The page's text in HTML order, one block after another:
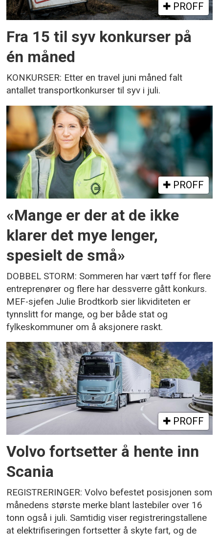
PROFF
Fra 15 til syv konkurser på
én måned
KONKURSER: Etter en travel juni måned falt
antallet transportkonkurser til syv i juli.
PROFF
«Mange er der at de ikke
klarer det mye lenger,
spesielt de små»
DOBBEL STORM: Sommeren har vært tøff for flere
entreprenører og flere har dessverre gått konkurs.
MEF-sjefen Julie Brodtkorb sier likviditeten er
tynnslitt for mange, og ber både stat og
fylkeskommuner om å aksjonere raskt.
PROFF
Volvo fortsetter å hente inn
Scania
REGISTRERINGER: Volvo befestet posisjonen som
månedens største merke blant lastebiler over 16
tonn også i juli. Samtidig viser registreringstallene
at elektrifiseringen fortsetter å skyte fart, og de